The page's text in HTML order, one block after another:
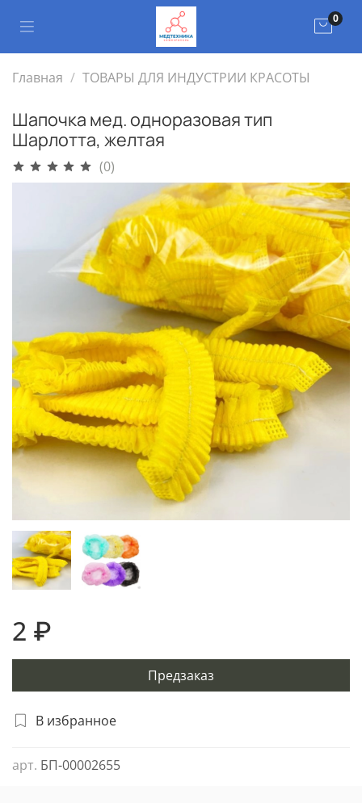
0
Главная ТОВАРЫ ДЛЯ ИНДУСТРИИ КРАСОТЫ
Шапочка мед. одноразовая тип
Шарлотта, желтая
(0)
В избранное
арт. БП-00002655
2 ₽
Предзаказ